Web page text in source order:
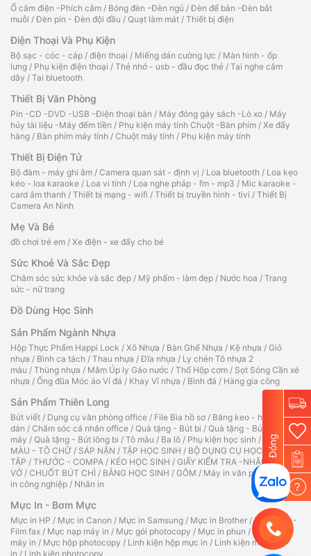
Ổ cắm điện -Phích cắm / Bóng đèn -Đèn ngủ /Đèn để bàn -Đèn bắt
muỗi /Đèn pin - Đèn đội đầu / Quạt làm mát / Thiết bị điện
Điện Thoại Và Phụ Kiện
Bộ sạc - cóc - cáp / điện thoại / Miếng dán cường lực / Màn hình - ốp
lưng / Phụ kiện điện thoại / Thẻ nhớ - usb - đầu đọc thẻ / Tai nghe cắm
dây / Tai bluetooth
Thiết Bị Văn Phòng
Pin -CD -DVD -USB -Điện thoại bàn / Máy đóng gáy sách -Lò xo / Máy
hủy tài liệu -Máy đếm tiền / Phụ kiện máy tính Chuột -Bàn phím / Xe đẩy
hàng / Bàn phím máy tính / Chuột máy tính / Phụ kiện máy tính
Thiết Bị Điện Tử
Bộ đàm - máy ghi âm / Camera quan sát - định vị / Loa bluetooth / Loa kẹo
kéo - loa karaoke / Loa vi tính / Loa nghe pháp - fm - mp3 / Mic karaoke -
card âm thanh / Thiết bị mạng - wifi / Thiết bị truyền hình - tivi / Thiết Bị
Camera An Ninh
Mẹ Và Bé
đồ chơi trẻ em / Xe điện - xe đẩy cho bé
Sức Khoẻ Và Sắc Đẹp
Chăm sóc sức khỏe và sắc đẹp / Mỹ phẩm - làm đẹp / Nước hoa / Trang
sức - nữ trang
Đồ Dùng Học Sinh
Sản Phẩm Ngành Nhựa
Hộp Thực Phẩm Happi Lock / Xô Nhựa / Bàn Ghế Nhựa / Kệ nhựa / Giỏ
nhựa / Bình ca tách / Thau nhựa /Đĩa nhựa / Ly chén Tô nhựa 2
màu / Thùng nhựa / Mâm Úp ly Gáo nước / Thố Hộp cơm / Sọt Sóng Cần xé
nhựa / Ống đũa Móc áo Vỉ đá / Khay Vỉ nhựa / Bình đá / Hàng gia công
Sản Phẩm Thiên Long
Bút viết / Dụng cụ văn phòng office / File Bìa hồ sơ / Băng keo - hồ
dán / Chăm sóc cá nhân office / Quà tặng - Bút bi / Quà tặng - Bút
máy / Quà tặng - Bút lông bi / Tô màu / Ba lô / Phụ kiện học sinh /
TẬP TÔ
MÀU - TÔ CHỮ / SÁP NẶN / TẬP HỌC SINH / BỘ DỤNG CỤ HỌC
TẬP / THƯỚC - COMPA / KÉO HỌC SINH / GIẤY KIỂM TRA -NHÃN
VỞ / CHUỐT BÚT CHÌ / BẢNG HỌC SINH / GÔM / Máy in văn phòng
Máy
in công nghiệp / Nhãn in
Mực In - Bơm Mực
Mực in HP / Mực in Canon / Mực in Samsung / Mực in Brother /Ruy băng -
Film fax / Mực nạp máy in / Mực gói photocopy / Mực in phun / Hộp mực
máy in / Mực hộp photocopy / Linh kiện hộp mực in / Linh kiện máy
in / Linh kiện photocopy
Đóng
?